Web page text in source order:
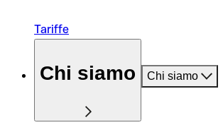
Tariffe
Chi siamo Chi siamo